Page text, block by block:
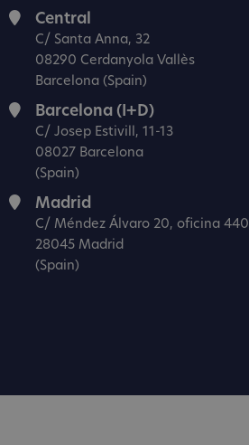
Central
C/ Santa Anna, 32
08290 Cerdanyola Vallès
Barcelona (Spain)
Barcelona (I+D)
C/ Josep Estivill, 11-13
08027 Barcelona
(Spain)
Madrid
C/ Méndez Álvaro 20, oficina 440
28045 Madrid
(Spain)